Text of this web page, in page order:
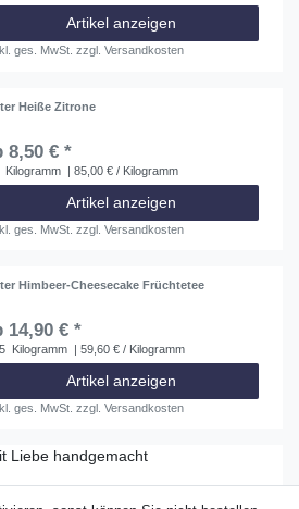
Artikel anzeigen
ges. MwSt. zzgl.Versandkosten
Heiße Zitrone
8,50 € *
Kilogramm | 85,00 € / Kilogramm
Artikel anzeigen
ges. MwSt. zzgl.Versandkosten
Himbeer-Cheesecake Früchtetee
14,90 € *
Kilogramm | 59,60 € / Kilogramm
Artikel anzeigen
ges. MwSt. zzgl.Versandkosten
Liebe handgemacht